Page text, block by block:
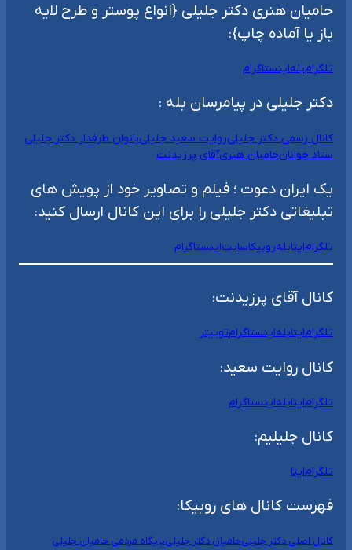
حامیان هنری دکتر جلیلی {انواع پوستر و طرح لایه
باز یا آماده چاپ}:
تلگرامبلهاینستاگرام
دکتر جلیلی در پیامرسان بله :
کانال رسمی دکتر جلیلیروایت سعید جلیلیبانوان طرفدار دکتر جلیلی
ستاد جوانانحامیان هنریآقای پرزیدنت
یک ایران دعوت ؛ فیلم و تصاویر خود از پویش های
تبلیغاتی دکتر جلیلی را برای این کانال ارسال کنید:
تلگرامایتابلهروبیکاسایتاینستاگرام
کانال آقای پرزیدنت:
تلگرامایتابلهاینستاگرامتوییتر
کانال روایت سعید:
تلگرامایتابلهاینستاگرام
کانال جلیلیم:
تلگرامایتا
فهرست کانال های روبیکا:
کانال اصلی دکتر جلیلیحامیان دکتر جلیلیپایگاه مردمی حامیان جلیلی